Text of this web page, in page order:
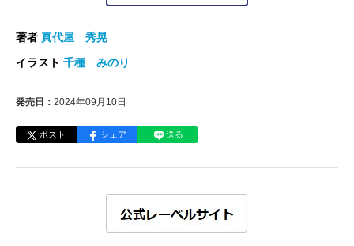
著者 真代屋 秀晃
イラスト 千種 みのり
発売日： 2024年09月10日
ポスト シェア 送る